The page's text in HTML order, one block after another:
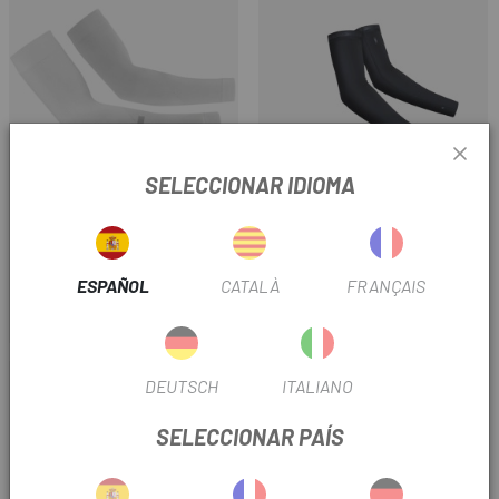
MANGUITOS ASSOS SUMMER
Precio
MANGUITOS TERMICOS GOBIK
SELECCIONAR IDIOMA
ESPAÑOL CATALÀ FRANÇAIS
DEUTSCH ITALIANO
SELECCIONAR PAÍS